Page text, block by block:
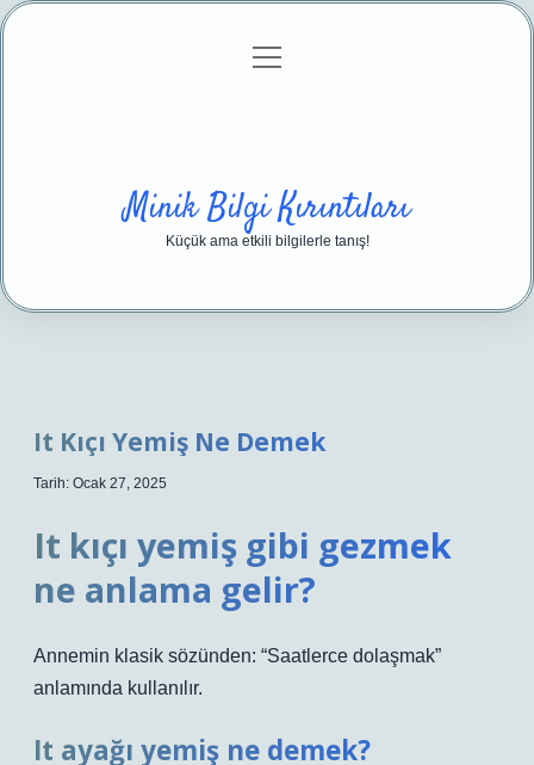
Gizlilik Politikası
menüyü
Minik Bilgi Kırıntıları
Küçük ama etkili bilgilerle tanış!
It Kıçı Yemiş Ne Demek
Tarih: Ocak 27, 2025
It kıçı yemiş gibi gezmek
ne anlama gelir?
Annemin klasik sözünden: “Saatlerce dolaşmak”
anlamında kullanılır.
It ayağı yemiş ne demek?